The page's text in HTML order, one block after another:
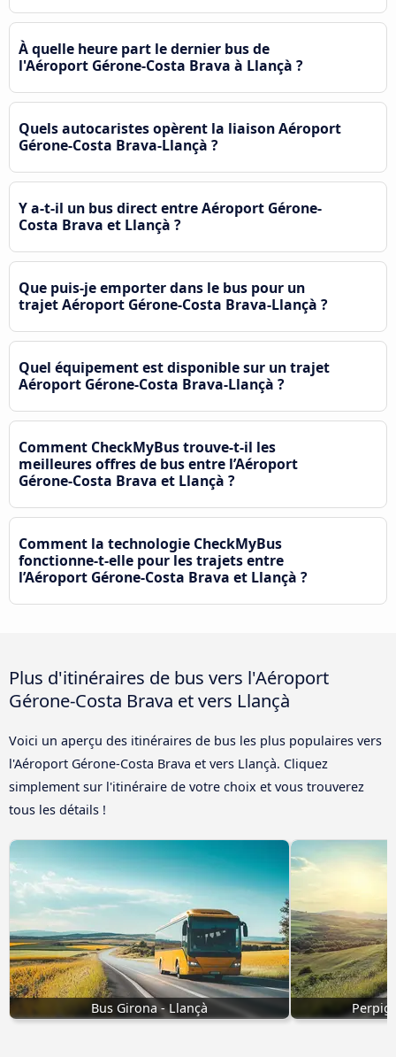
À quelle heure part le dernier bus de
l'Aéroport Gérone-Costa Brava à Llançà ?
Quels autocaristes opèrent la liaison Aéroport
Gérone-Costa Brava-Llançà ?
Y a-t-il un bus direct entre Aéroport Gérone-
Costa Brava et Llançà ?
Que puis-je emporter dans le bus pour un
trajet Aéroport Gérone-Costa Brava-Llançà ?
Quel équipement est disponible sur un trajet
Aéroport Gérone-Costa Brava-Llançà ?
Comment CheckMyBus trouve-t-il les
meilleures offres de bus entre l’Aéroport
Gérone-Costa Brava et Llançà ?
Comment la technologie CheckMyBus
fonctionne-t-elle pour les trajets entre
l’Aéroport Gérone-Costa Brava et Llançà ?
Plus d'itinéraires de bus vers l'Aéroport
Gérone-Costa Brava et vers Llançà
Voici un aperçu des itinéraires de bus les plus populaires vers
l'Aéroport Gérone-Costa Brava et vers Llançà. Cliquez
simplement sur l'itinéraire de votre choix et vous trouverez
tous les détails !
Bus Girona - Llançà